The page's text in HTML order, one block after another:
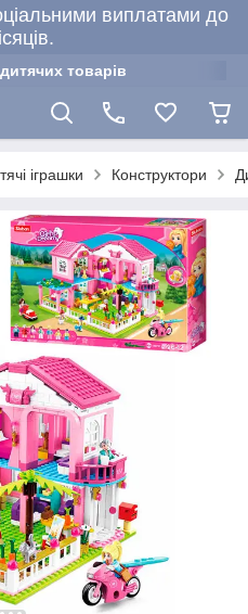
виплатами до
товарів
іграшки Конструктори